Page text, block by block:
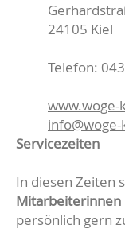
24105 Kiel
Telefon:
www.woge-
Servicezeiten
In diesen Zeiten
persönlich gern